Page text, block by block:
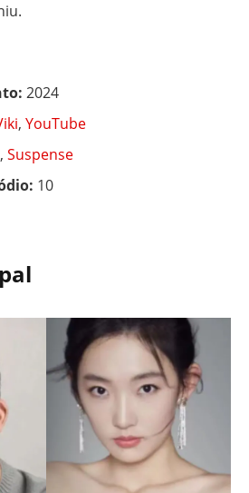
2024
, YouTube
, Suspense
10